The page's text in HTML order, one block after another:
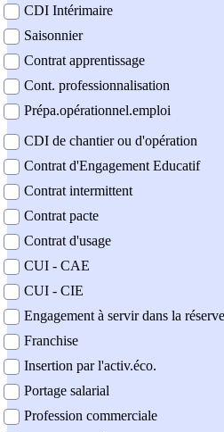
CDI Intérimaire
Saisonnier
Contrat apprentissage
Cont. professionnalisation
Prépa.opérationnel.emploi
CDI de chantier ou d'opération
Contrat d'Engagement Educatif
Contrat intermittent
Contrat pacte
Contrat d'usage
CUI - CAE
CUI - CIE
Engagement à servir dans la réserve
Franchise
Insertion par l'activ.éco.
Portage salarial
Profession commerciale